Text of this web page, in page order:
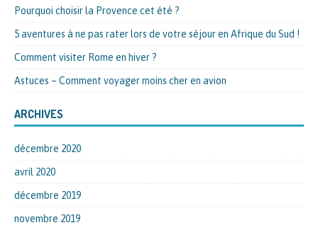
Pourquoi choisir la Provence cet été ?
5 aventures à ne pas rater lors de votre séjour en Afrique du Sud !
Comment visiter Rome en hiver ?
Astuces – Comment voyager moins cher en avion
ARCHIVES
décembre 2020
avril 2020
décembre 2019
novembre 2019